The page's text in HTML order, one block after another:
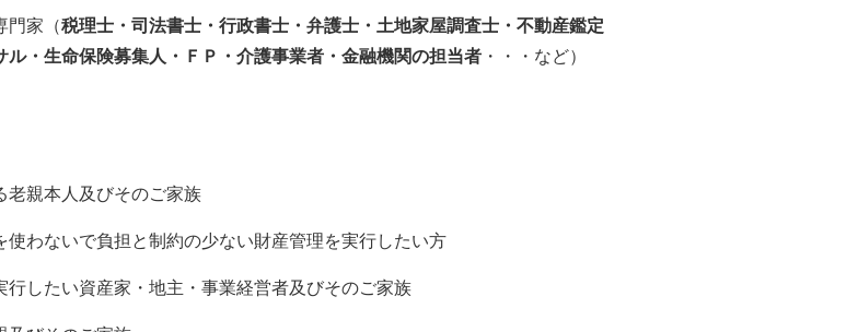
門家（税理士・司法書士・行政書士・弁護士・土地家屋調査士・不動産鑑定
・生命保険募集人・ＦＰ・介護事業者・金融機関の担当者 ・・・など）
老親本人及びそのご家族
わないで負担と制約の少ない財産管理を実行したい方
したい資産家・地主・事業経営者及びそのご家族